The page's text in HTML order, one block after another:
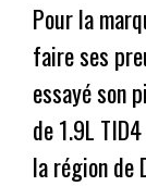
Pour la
faire ses
essayé son
de 1.9L
la région de